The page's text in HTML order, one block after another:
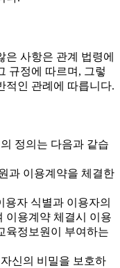
은 사항은 관계 법령에
규정에 따르며, 그렇
적인 관례에 따릅니다.
정의는 다음과 같습
과 이용계약을 체결한
자 식별과 이용자의
이용계약 체결시 이용
육정보원이 부여하는
신의 비밀을 보호하